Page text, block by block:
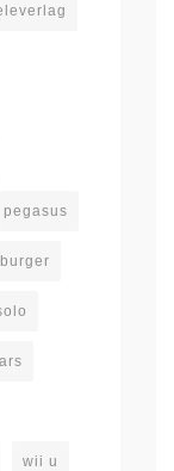
pegasus
wii u